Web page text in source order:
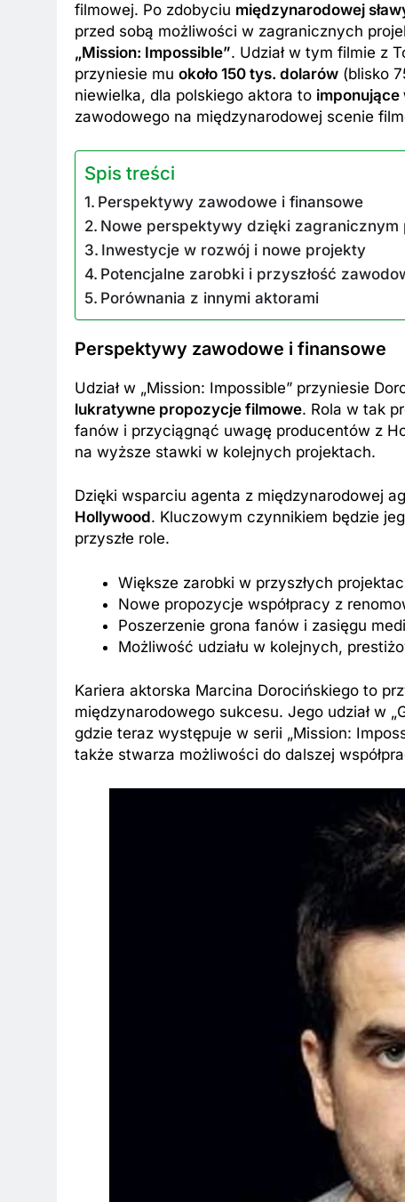
filmowej. Po zdobyciu międzynarodowej
przed sobą możliwości w zagranicznych
„Mission: Impossible”. Udział w tym filmie z
przyniesie mu około 150 tys. dolarów (blisko
niewielka, dla polskiego aktora to
zawodowego na międzynarodowej scenie
Spis treści
Perspektywy zawodowe i finansowe
Nowe perspektywy dzięki zagranicznym
Inwestycje w rozwój i nowe projekty
Potencjalne zarobki i przyszłość
Porównania z innymi aktorami
Perspektywy zawodowe i finansowe
Udział w „Mission: Impossible” przyniesie
lukratywne propozycje filmowe. Rola w tak
fanów i przyciągnąć uwagę producentów z
na wyższe stawki w kolejnych projektach.
Dzięki wsparciu agenta z międzynarodowej
Hollywood. Kluczowym czynnikiem będzie
przyszłe role.
Większe zarobki w przyszłych
Nowe propozycje współpracy z
Poszerzenie grona fanów i zasięgu
Możliwość udziału w kolejnych,
Kariera aktorska Marcina Dorocińskiego to
międzynarodowego sukcesu. Jego udział w
gdzie teraz występuje w serii „Mission:
także stwarza możliwości do dalszej
stawki na tym stanowisku!
stawki męskiego
1 Rok Temu